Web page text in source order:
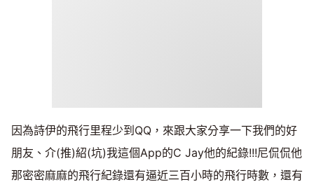
因為詩伊的飛行里程少到QQ，來跟大家分享一下我們的好
朋友、介(推)紹(坑)我這個App的C Jay他的紀錄!!!尼侃侃他
那密密麻麻的飛行紀錄還有逼近三百小時的飛行時數，還有